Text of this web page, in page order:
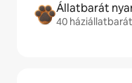
Állatbarát
40